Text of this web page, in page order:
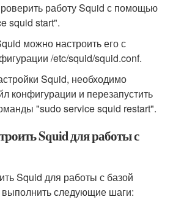
работу Squid с помощью
squid start".
можно настроить его с
/etc/squid/squid.conf.
Squid, необходимо
конфигурации и перезапустить
"sudo service squid restart".
Squid для работы с
Squid для работы с базой
следующие шаги: